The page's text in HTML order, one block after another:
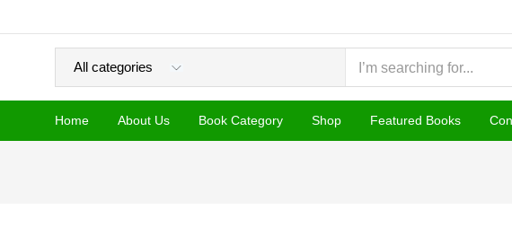
Home About Us Book Category Shop Featured Books